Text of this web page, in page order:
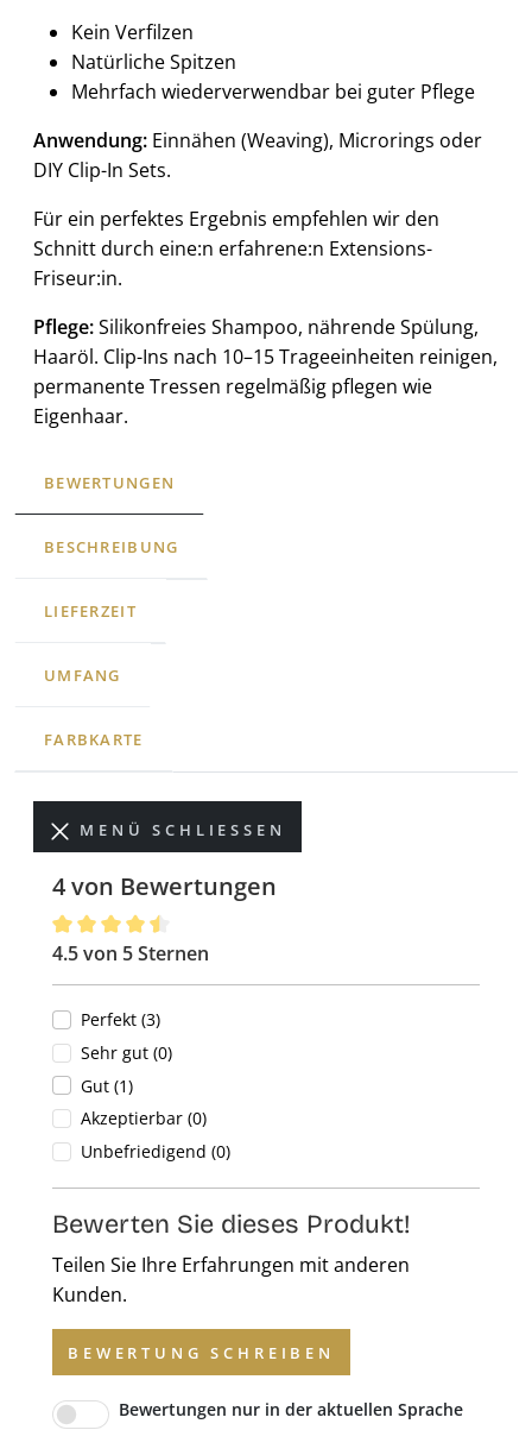
Kein Verfilzen
Natürliche Spitzen
Mehrfach wiederverwendbar bei guter Pflege
Anwendung: Einnähen (Weaving), Microrings oder
DIY Clip-In Sets.
Für ein perfektes Ergebnis empfehlen wir den
Schnitt durch eine:n erfahrene:n Extensions-
Friseur:in.
Pflege:Silikonfreies Shampoo, nährende Spülung,
Haaröl. Clip-Ins nach 10–15 Trageeinheiten reinigen,
permanente Tressen regelmäßig pflegen wie
Eigenhaar.
BEWERTUNGEN
BESCHREIBUNG
LIEFERZEIT
UMFANG
FARBKARTE
MENÜ SCHLIESSEN
4 von Bewertungen
Durchschnittliche Bewertung von 4.5 von 5 Sternen
4.5 von 5 Sternen
Perfekt (3)
Sehr gut (0)
Gut (1)
Akzeptierbar (0)
Unbefriedigend (0)
Bewerten Sie dieses Produkt!
Teilen Sie Ihre Erfahrungen mit anderen
Kunden.
BEWERTUNG SCHREIBEN
Bewertungen nur in der aktuellen Sprache